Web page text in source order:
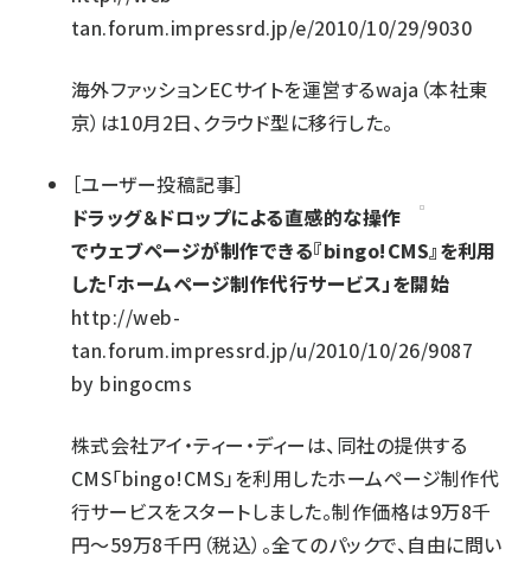
tan.forum.impressrd.jp/e/2010/10/29/9030
海外ファッションECサイトを運営するwaja（本社東
京）は10月2日、クラウド型に移行した。
［ユーザー投稿記事］
ドラッグ＆ドロップによる直感的な操作
でウェブページが制作できる『bingo!CMS』を利用
した「ホームページ制作代行サービス」を開始
http://web-
tan.forum.impressrd.jp/u/2010/10/26/9087
by bingocms
株式会社アイ・ティー・ディーは、同社の提供する
CMS「bingo!CMS」を利用したホームページ制作代
行サービスをスタートしました。制作価格は9万8千
円～59万8千円（税込）。全てのパックで、自由に問い